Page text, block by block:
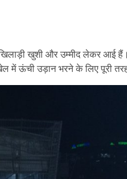
खुशी और उम्मीद लेकर आई
में ऊंची उड़ान भरने के लिए पूरी